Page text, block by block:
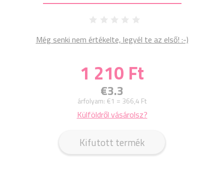
Még senki nem értékelte, legyél te az első! :-)
1 210 Ft
€3.3
árfolyam: €1 = 366,4 Ft
Külföldről vásárolsz?
Kifutott termék